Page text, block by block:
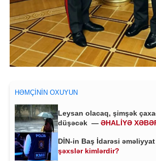
HƏMÇININ OXUYUN
Leysan olacaq, şimşək
düşəcək — ƏHALİYƏ
DİN-in Baş İdarəsi
şəxslər kimlərdir?